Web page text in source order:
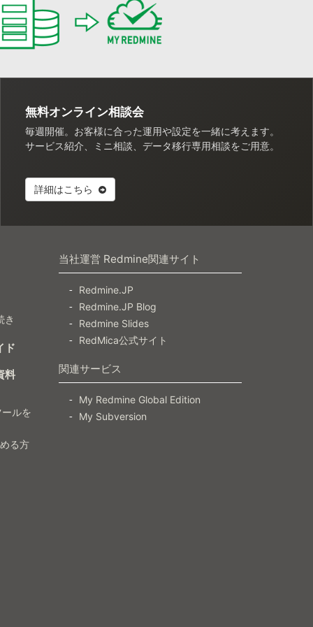
無料オンライン相談会
毎週開催。お客様に合った運用や設定を一緒に考えます。
サービス紹介、ミニ相談、データ移行専用相談をご用意。
詳細はこちら
き
ド
料
ルを
る方
当社運営 Redmine関連サイト
Redmine.JP
Redmine.JP Blog
Redmine Slides
RedMica公式サイト
関連サービス
My Redmine Global Edition
My Subversion